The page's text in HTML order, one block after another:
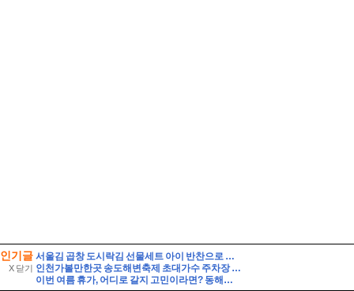
인기글
X 닫기
서울김 곱창 도시락김 선물세트 아이 반찬으로 선택한 솔직한 맛 비교
인천가볼만한곳 송도해변축제 초대가수 주차장 연수구 여행
이번 여름 휴가, 어디로 갈지 고민이라면? 동해안 해수욕장 개폐장 일정 지금 바로 확인해 보세요!